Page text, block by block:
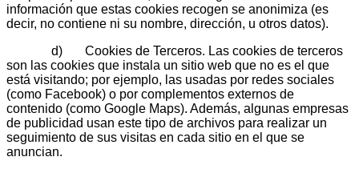
información que estas cookies recogen se anonimiza (es
decir, no contiene ni su nombre, dirección, u otros datos).
d) Cookies de Terceros. Las cookies de terceros
son las cookies que instala un sitio web que no es el que
está visitando; por ejemplo, las usadas por redes sociales
(como Facebook) o por complementos externos de
contenido (como Google Maps). Además, algunas empresas
de publicidad usan este tipo de archivos para realizar un
seguimiento de sus visitas en cada sitio en el que se
anuncian.